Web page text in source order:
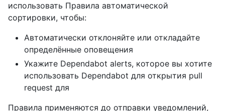
использовать Правила автоматической
сортировки, чтобы:
Автоматически отклоняйте или откладайте
определённые оповещения
Укажите Dependabot alerts, которое вы хотите
использовать Dependabot для открытия pull
request для
Правила применяются до отправки уведомлений,